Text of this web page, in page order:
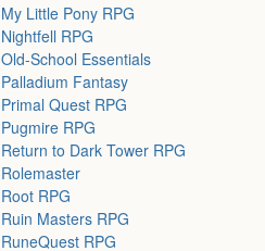
My Little Pony RPG
Nightfell RPG
Old-School Essentials
Palladium Fantasy
Primal Quest RPG
Pugmire RPG
Return to Dark Tower RPG
Rolemaster
Root RPG
Ruin Masters RPG
RuneQuest RPG